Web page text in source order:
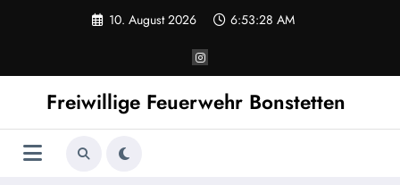
10. August 2026 6:53:28 AM
Freiwillige Feuerwehr Bonstetten